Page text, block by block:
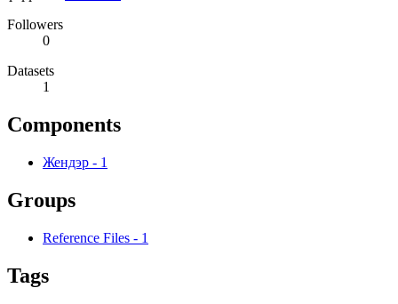
Followers
0
Datasets
1
Components
Жендэр - 1
Groups
Reference Files - 1
Tags